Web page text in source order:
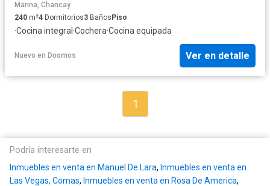
Marina, Chancay
240 m²4 Dormitorios3 Baños Piso
·Cocina integral ·Cochera·Cocina equipada
Nuevo en Doomos Ver en detalle
1
Podría interesarte en
Inmuebles en venta en Manuel De Lara, Inmuebles en venta en
Las Vegas, Comas, Inmuebles en venta en Rosa De America,